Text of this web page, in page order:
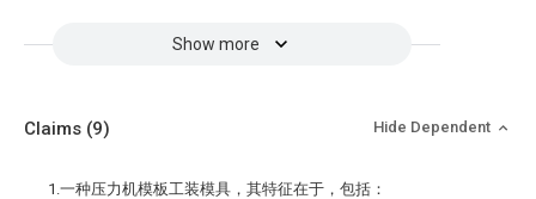
Show more
Claims (9) Hide Dependent
1.一种压力机模板工装模具，其特征在于，包括：